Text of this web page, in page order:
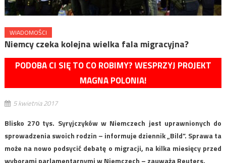
WIADOMOŚCI
Niemcy czeka kolejna wielka fala migracyjna?
PODOBA CI SIĘ TO CO ROBIMY? WESPRZYJ PROJEKT
MAGNA POLONIA!
5 kwietnia 2017
Blisko 270 tys. Syryjczyków w Niemczech jest uprawnionych do
sprowadzenia swoich rodzin – informuje dziennik „Bild”. Sprawa ta
może na nowo podsycić debatę o migracji, na kilka miesięcy przed